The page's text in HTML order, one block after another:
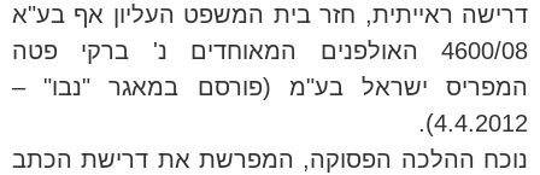
דרישה ראייתית, חזר בית המשפט העליון אף בע"א
4600/08 האולפנים המאוחדים נ' ברקי פטה
המפריס ישראל בע"מ (פורסם במאגר "נבו" –
4.4.2012).
נוכח ההלכה הפסוקה, המפרשת את דרישת הכתב